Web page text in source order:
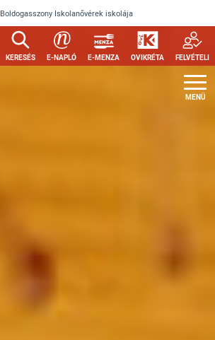
Boldogasszony Iskolanővérek iskolája
KERESÉS E-NAPLÓ E-MENZA OVIKRÉTA FELVÉTELI